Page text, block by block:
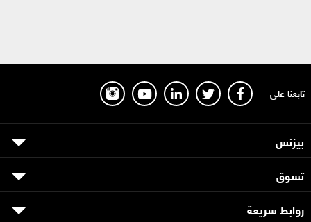
تابعنا على
بيزنس
تسوق
روابط سريعة